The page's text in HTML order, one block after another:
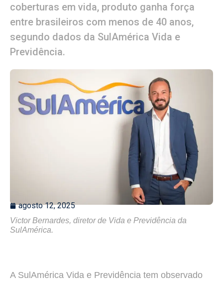
coberturas em vida, produto ganha força
entre brasileiros com menos de 40 anos,
segundo dados da SulAmérica Vida e
Previdência.
agosto 12, 2025
Victor Bernardes, diretor de Vida e Previdência da
SulAmérica.
A SulAmérica Vida e Previdência tem observado